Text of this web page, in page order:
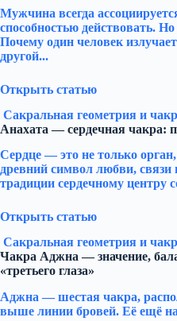
Мужчина всегда
способностью действовать. Но
Почему один человек
другой...
Открыть статью
Сакральная геометрия и
Анахата — сердечная чакра:
Сердце — это не только
древний символ любви, связи
традиции сердечному центру
Открыть статью
Сакральная геометрия и
Чакра Аджна — значение,
«третьего глаза»
Аджна — шестая чакра,
выше линии бровей. Её ещё